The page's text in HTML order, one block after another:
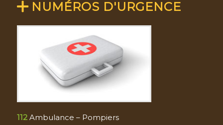
NUMÉROS D'URGENCE
112Ambulance – Pompiers